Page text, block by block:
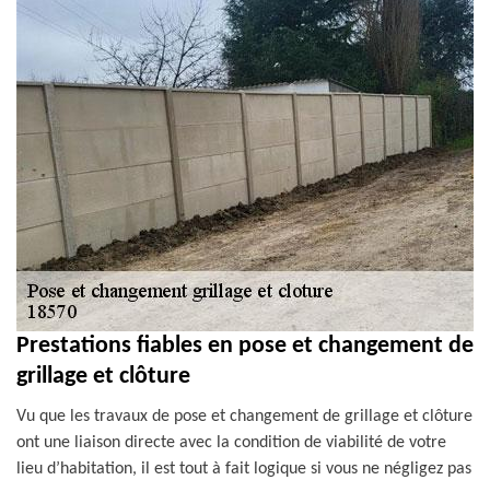
Prestations fiables en pose et changement de
grillage et clôture
Vu que les travaux de pose et changement de grillage et clôture
ont une liaison directe avec la condition de viabilité de votre
lieu d’habitation, il est tout à fait logique si vous ne négligez pas